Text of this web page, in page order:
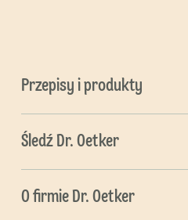
Przepisy i produkty
Śledź Dr. Oetker
O firmie Dr. Oetker